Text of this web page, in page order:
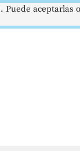
aceptarlas